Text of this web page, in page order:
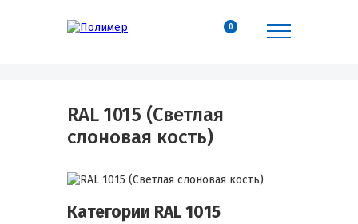
0
RAL 1015 (Светлая
слоновая кость)
Категории RAL 1015